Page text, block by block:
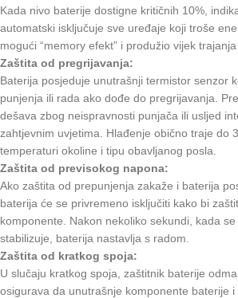
Kada nivo baterije dostigne kritičnih 10%,
automatski isključuje sve uređaje koji troše
mogući “memory efekt” i produžio vijek trajanja
Zaštita od pregrijavanja:
Baterija posjeduje unutrašnji termistor senzor
punjenja ili rada ako dođe do pregrijavanja.
dešava zbog neispravnosti punjača ili usljed
zahtjevnim uvjetima. Hlađenje obično traje do
temperaturi okoline i tipu obavljanog posla.
Zaštita od previsokog napona:
Ako zaštita od prepunjenja zakaže i baterija
baterija će se privremeno isključiti kako bi
komponente. Nakon nekoliko sekundi, kada
stabilizuje, baterija nastavlja s radom.
Zaštita od kratkog spoja:
U slučaju kratkog spoja, zaštitnik baterije
osigurava da unutrašnje komponente baterije